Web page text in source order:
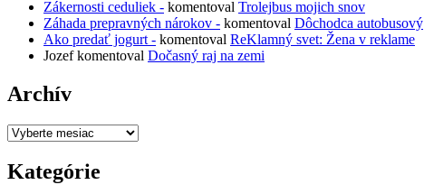
Zákernosti ceduliek - komentoval Trolejbus mojich snov
Záhada prepravných nárokov - komentoval Dôchodca autobusový
Ako predať jogurt - komentoval ReKlamný svet: Žena v reklame
Jozefkomentoval Dočasný raj na zemi
Archív
Archív
Kategórie